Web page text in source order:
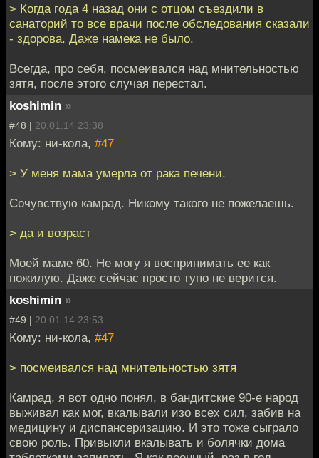
> Когда года 4 назад они с отцом съездили в
санаторий то все врачи после обследования сказали
- здорова. Даже намека не было.
Всегда, про себя, посмеивался над мнительностью
зятя, после этого случая перестал.
koshimin »
#48 | 20.01.14 23:38
Кому: ни-кола, #47
> У меня мама умерла от рака печени.
Сочувствую камрад. Никому такого не пожелаешь.
> да и возраст
Моей маме 60. Не могу я воспринимать ее как
пожилую. Даже сейчас просто тупо не верится.
koshimin »
#49 | 20.01.14 23:53
Кому: ни-кола, #47
> посмеивался над мнительностью зятя
Камрад, я вот одно понял, в бандитские 90-е народ
выживал как мог, вкалывали изо всех сил, забив на
медицину и диспансеризацию. И это тоже сыграло
свою роль. Привыкли вкалывать и болячки дома